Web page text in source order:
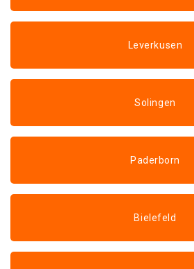
Leverkusen
Solingen
Paderborn
Bielefeld